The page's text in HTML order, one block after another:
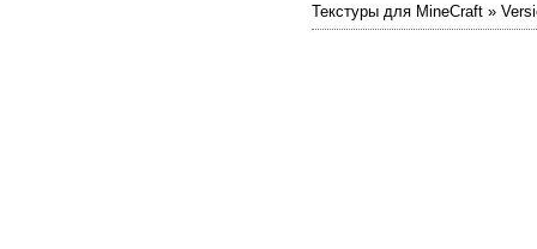
Текстуры для MineCraft »